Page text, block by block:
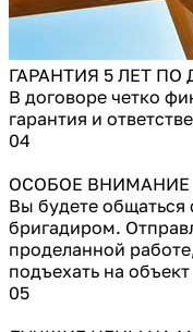
ГАРАНТИЯ 5 ЛЕТ ПО
В договоре четко
гарантия и
04
ОСОБОЕ ВНИМАНИЕ
Вы будете
бригадиром.
проделанной
подъехать на объект
05